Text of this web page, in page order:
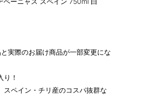
実際のお届け商品が一部変更にな
！
ペイン・チリ産のコスパ抜群な